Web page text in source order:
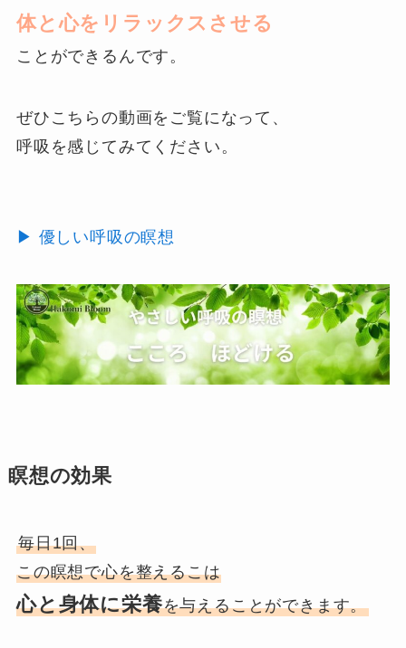
体と心をリラックスさせる
ことができるんです。
ぜひこちらの動画をご覧になって、
呼吸を感じてみてください。
▶ 優しい呼吸の瞑想
瞑想の効果
毎日1回、
この瞑想で心を整えるこは
心と身体に栄養を与えることができます。